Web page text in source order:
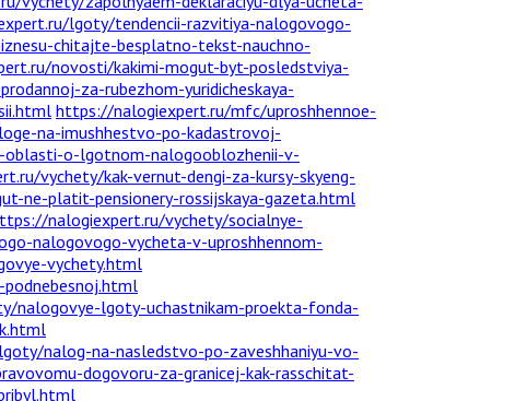
lgoty/tendencii-razvitiya-nalogovogo-
chitajte-besplatno-tekst-nauchno-
novosti/kakimi-mogut-byt-posledstviya-
za-rubezhom-yuridicheskaya-
https://nalogiexpert.ru/mfc/uproshhennoe-
na-imushhestvo-po-kadastrovoj-
o-lgotnom-nalogooblozhenii-v-
vychety/kak-vernut-dengi-za-kursy-skyeng-
ne-platit-pensionery-rossijskaya-gazeta.html
nalogiexpert.ru/vychety/socialnye-
nalogovogo-vycheta-v-uproshhennom-
vychety.html
nalogovye-lgoty-uchastnikam-proekta-fonda-
nalog-na-nasledstvo-po-zaveshhaniyu-vo-
dogovoru-za-granicej-kak-rasschitat-